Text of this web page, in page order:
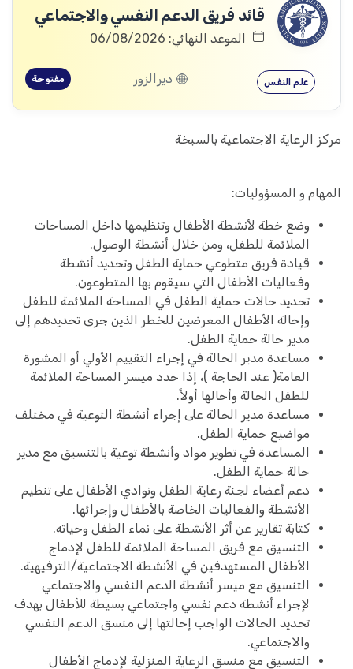
قائد فريق الدعم النفسي والاجتماعي
الموعد النهائي: 06/08/2026
علم النفس ديرالزور مفتوحة
مركز الرعاية الاجتماعية بالسبخة
المهام و المسؤوليات:
وضع خطة لأنشطة الأطفال وتنظيمها داخل المساحات
الملائمة للطفل، ومن خلال أنشطة الوصول.
قيادة فريق متطوعي حماية الطفل وتحديد أنشطة
وفعاليات الأطفال التي سيقوم بها المتطوعون.
تحديد حالات حماية الطفل في المساحة الملائمة للطفل
وإحالة الأطفال المعرضين للخطر الذين جرى تحديدهم إلى
مدير حالة حماية الطفل.
مساعدة مدير الحالة في إجراء التقييم الأولي أو المشورة
العامة( عند الحاجة )، إذا حدد ميسر المساحة الملائمة
للطفل الحالة وأحالها أولاً.
مساعدة مدير الحالة على إجراء أنشطة التوعية في مختلف
مواضيع حماية الطفل.
المساعدة في تطوير مواد وأنشطة توعية بالتنسيق مع مدير
حالة حماية الطفل.
دعم أعضاء لجنة رعاية الطفل ونوادي الأطفال على تنظيم
الأنشطة والفعاليات الخاصة بالأطفال وإجرائها.
كتابة تقارير عن أثر الأنشطة على نماء الطفل وحياته.
التنسيق مع فريق المساحة الملائمة للطفل لإدماج
الأطفال المستهدفين في الأنشطة الاجتماعية/الترفيهية.
التنسيق مع ميسر أنشطة الدعم النفسي والاجتماعي
لإجراء أنشطة دعم نفسي واجتماعي بسيطة للأطفال بهدف
تحديد الحالات الواجب إحالتها إلى منسق الدعم النفسي
والاجتماعي.
التنسيق مع منسق الرعاية المنزلية لإدماج الأطفال